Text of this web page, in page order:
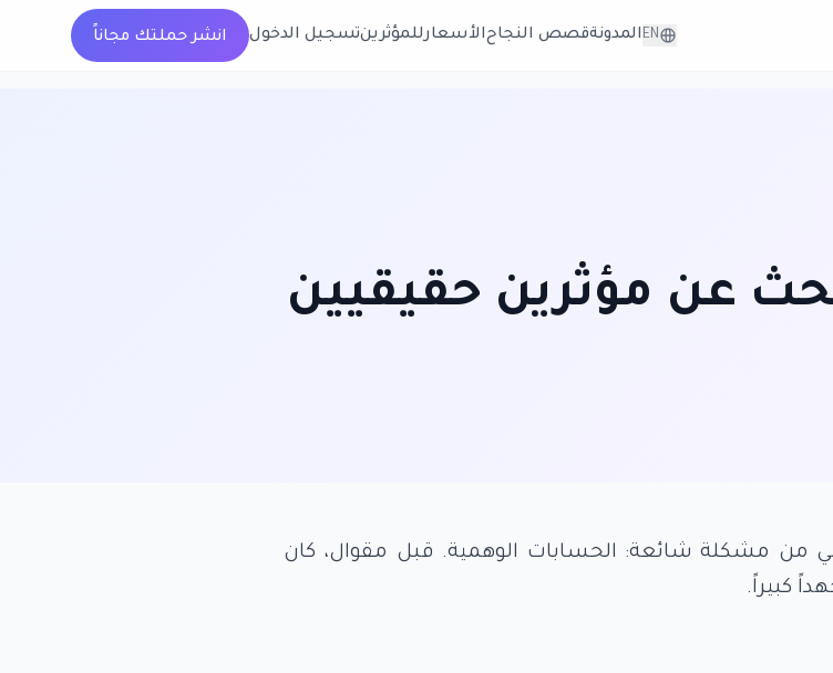
EN المدونةقصص النجاحالأسعارللمؤثرينتسجيل الدخول انشر حملتك مجاناً
عن مؤثرين حقيقيين
مشكلة شائعة: الحسابات الوهمية. قبل مقوال، كان
كبيراً.